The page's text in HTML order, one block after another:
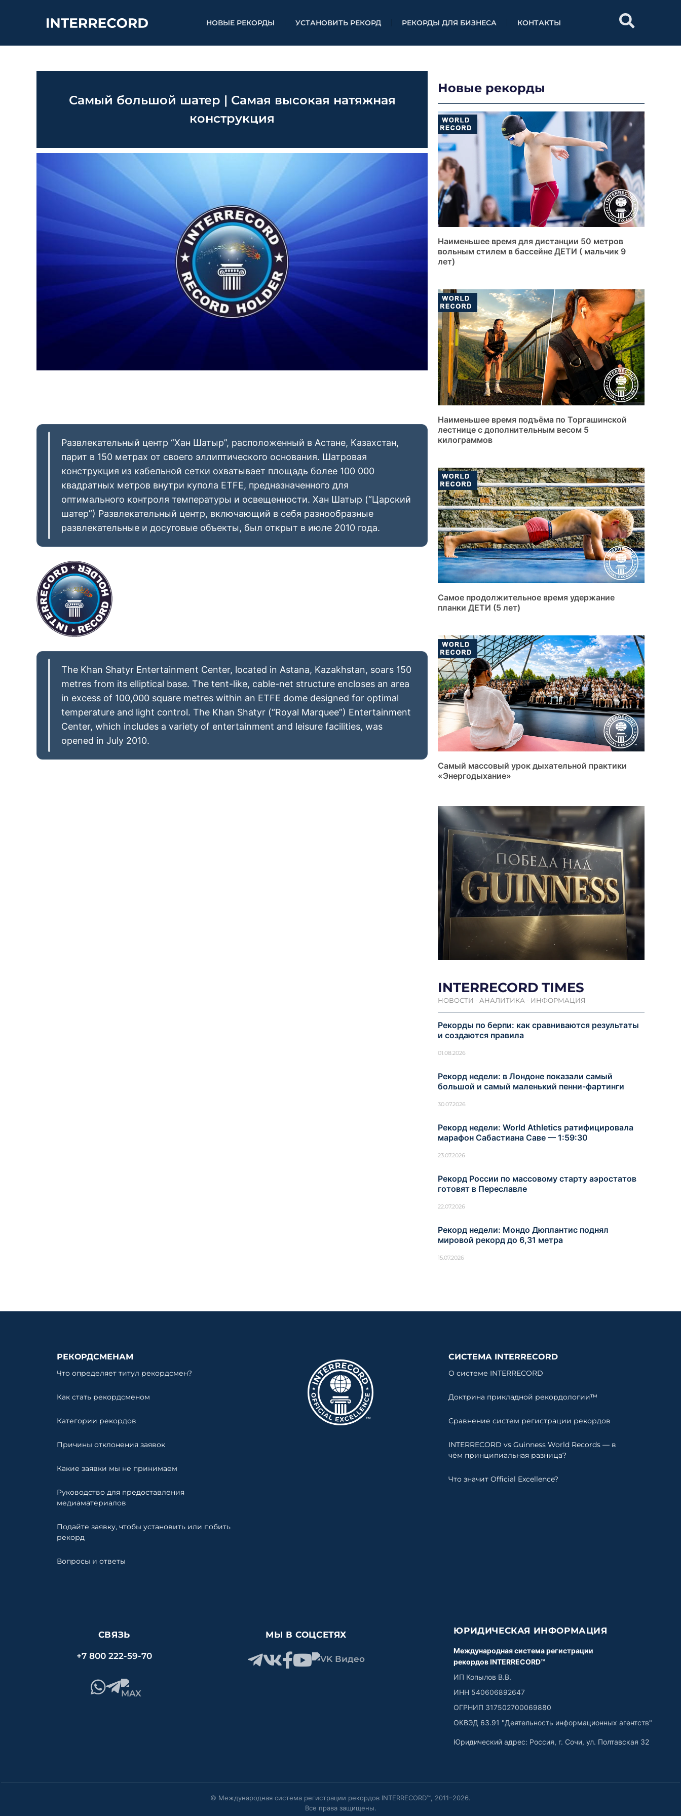
НОВЫЕ РЕКОРДЫ УСТАНОВИТЬ РЕКОРД РЕКОРДЫ ДЛЯ БИЗНЕСА КОНТАКТЫ
Самый большой шатер | Самая высокая натяжная
конструкция
Развлекательный центр “Хан Шатыр”, расположенный в Астане, Казахстан,
парит в 150 метрах от своего эллиптического основания. Шатровая
конструкция из кабельной сетки охватывает площадь более 100 000
квадратных метров внутри купола ETFE, предназначенного для
оптимального контроля температуры и освещенности. Хан Шатыр (“Царский
шатер”) Развлекательный центр, включающий в себя разнообразные
развлекательные и досуговые объекты, был открыт в июле 2010 года.
The Khan Shatyr Entertainment Center, located in Astana, Kazakhstan, soars 150
metres from its elliptical base. The tent-like, cable-net structure encloses an area
in excess of 100,000 square metres within an ETFE dome designed for optimal
temperature and light control. The Khan Shatyr (“Royal Marquee”) Entertainment
Center, which includes a variety of entertainment and leisure facilities, was
opened in July 2010.
Новые рекорды
Наименьшее время для дистанции 50 метров
вольным стилем в бассейне ДЕТИ ( мальчик 9
лет)
Наименьшее время подъёма по Торгашинской
лестнице с дополнительным весом 5
килограммов
Самое продолжительное время удержание
планки ДЕТИ (5 лет)
Самый массовый урок дыхательной практики
«Энергодыхание»
INTERRECORD TIMES
НОВОСТИ - АНАЛИТИКА - ИНФОРМАЦИЯ
Рекорды по берпи: как сравниваются результаты
и создаются правила
01.08.2026
Рекорд недели: в Лондоне показали самый
большой и самый маленький пенни-фартинги
30.07.2026
Рекорд недели: World Athletics ратифицировала
марафон Сабастиана Саве — 1:59:30
23.07.2026
Рекорд России по массовому старту аэростатов
готовят в Переславле
22.07.2026
Рекорд недели: Мондо Дюплантис поднял
мировой рекорд до 6,31 метра
15.07.2026
РЕКОРДСМЕНАМ
Что определяет титул рекордсмен?
Как стать рекордсменом
Категории рекордов
Причины отклонения заявок
Какие заявки мы не принимаем
Руководство для предоставления
медиаматериалов
Подайте заявку, чтобы установить или побить
рекорд
Вопросы и ответы
СИСТЕМА INTERRECORD
О системе INTERRECORD
Доктрина прикладной рекордологии™
Сравнение систем регистрации рекордов
INTERRECORD vs Guinness World Records — в
чём принципиальная разница?
Что значит Official Excellence?
СВЯЗЬ
+7 800 222-59-70
МЫ В СОЦСЕТЯХ ЮРИДИЧЕСКАЯ ИНФОРМАЦИЯ
Международная система регистрации
рекордов INTERRECORD™
ИП Копылов В.В.
ИНН 540606892647
ОГРНИП 317502700069880
ОКВЭД 63.91 "Деятельность информационных агентств"
Юридический адрес: Россия, г. Сочи, ул. Полтавская 32
© Международная система регистрации рекордов INTERRECORD™, 2011–2026.
Все права защищены.